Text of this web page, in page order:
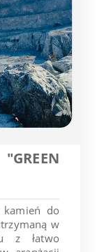
kamień do
w
z łatwo